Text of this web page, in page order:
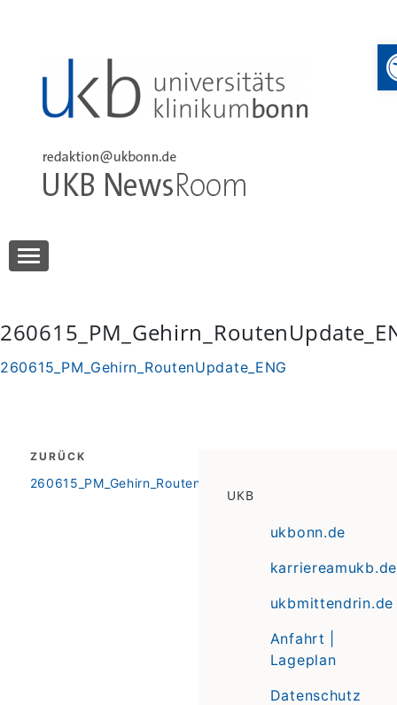
UKB NewsRoom
260615_PM_Gehirn_RoutenUpdate_ENG
Beitragsnavigation
ZURÜCK
zurück
260615_PM_Gehirn_RoutenUpdate_ENG
UKB
ukbonn.de
karriereamukb.de
ukbmittendrin.de
Anfahrt |
Lageplan
Datenschutz